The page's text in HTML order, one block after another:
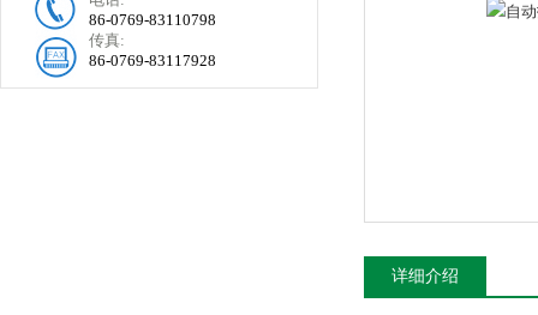
86-0769-83110798
传真:
86-0769-83117928
详细介绍